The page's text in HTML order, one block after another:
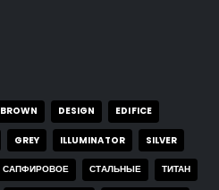
BROWN DESIGN EDIFICE
GREY ILLUMINATOR SILVER
САПФИРОВОЕ СТАЛЬНЫЕ ТИТАН